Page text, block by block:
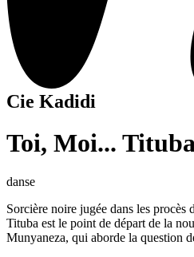
Cie Kadidi
Toi, Moi... Tituba
danse
Sorcière noire jugée dans les
Tituba est le point de départ de la
Munyaneza, qui aborde la question